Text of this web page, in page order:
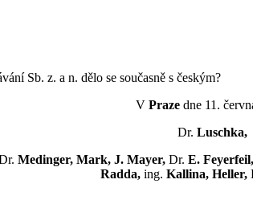
Sb. z. a n. dělo se současně s českým?
V Prazedne 11.
Dr. Luschka,
Medinger, Mark, J. Mayer, Dr. E.
Radda, ing. Kallina, Heller,